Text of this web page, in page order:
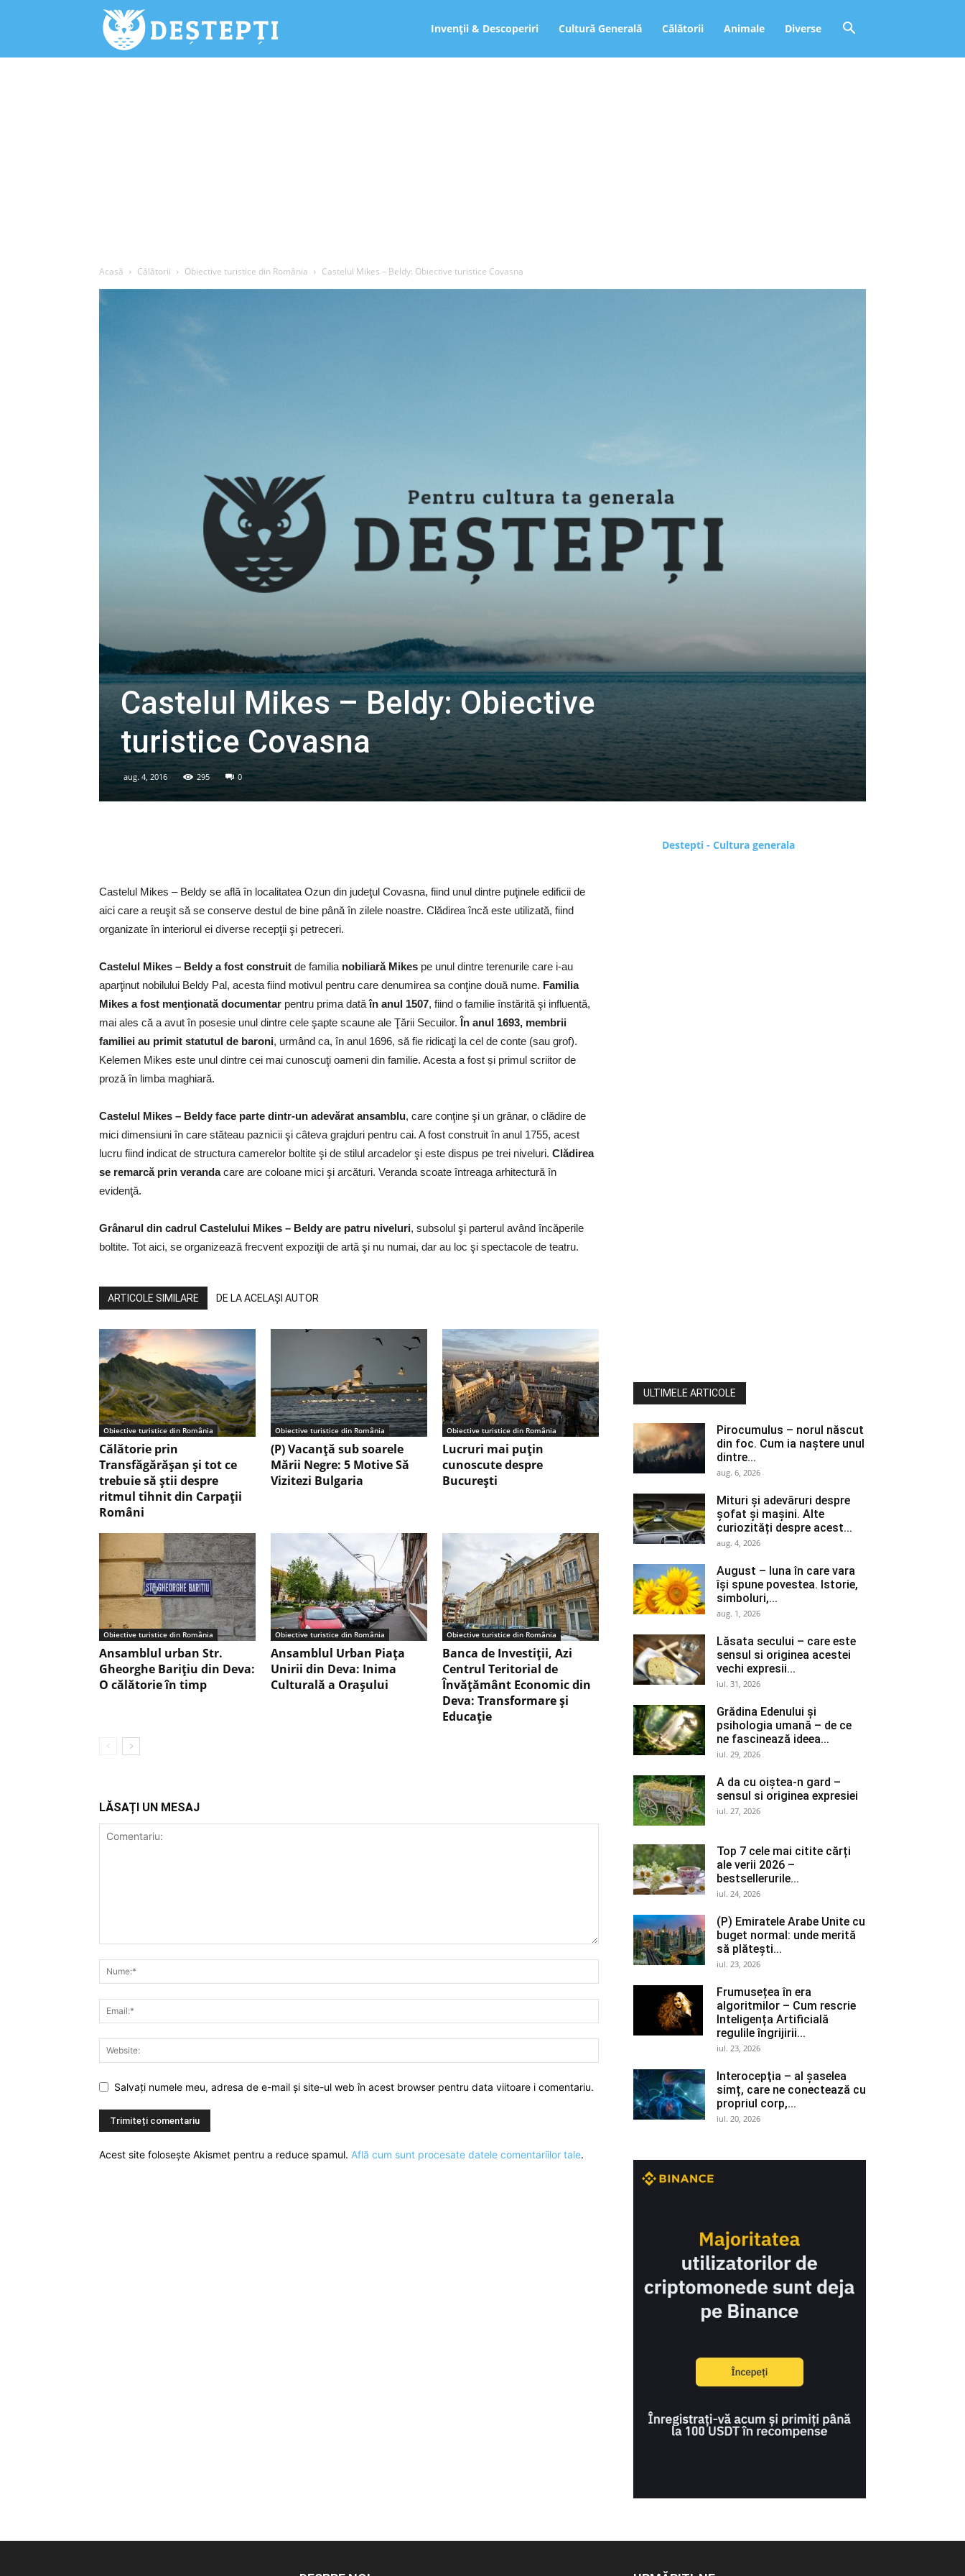
Deștepți.ro Invenții & Descoperiri Cultură Generală Călătorii Animale Diverse
Acasă Călătorii Obiective turistice din România Castelul Mikes – Beldy: Obiective turistice Covasna
Castelul Mikes – Beldy: Obiective
turistice Covasna
aug. 4, 2016 295 0
Castelul Mikes – Beldy se află în localitatea Ozun din judeţul Covasna, fiind unul dintre puţinele edificii de
aici care a reuşit să se conserve destul de bine până în zilele noastre. Clădirea încă este utilizată, fiind
organizate în interiorul ei diverse recepţii şi petreceri.
Castelul Mikes – Beldy a fost construit de familia nobiliară Mikes pe unul dintre terenurile care i-au
aparţinut nobilului Beldy Pal, acesta fiind motivul pentru care denumirea sa conţine două nume. Familia
Mikes a fost menţionată documentar pentru prima datăîn anul 1507, fiind o familie înstărită şi influentă,
mai ales că a avut în posesie unul dintre cele şapte scaune ale Ţării Secuilor. În anul 1693, membrii
familiei au primit statutul de baroni, urmând ca, în anul 1696, să fie ridicaţi la cel de conte (sau grof).
Kelemen Mikes este unul dintre cei mai cunoscuţi oameni din familie. Acesta a fost și primul scriitor de
proză în limba maghiară.
Castelul Mikes – Beldy face parte dintr-un adevărat ansamblu, care conţine şi un grânar, o clădire de
mici dimensiuni în care stăteau paznicii şi câteva grajduri pentru cai. A fost construit în anul 1755, acest
lucru fiind indicat de structura camerelor boltite şi de stilul arcadelor şi este dispus pe trei niveluri. Clădirea
se remarcă prin verandacare are coloane mici şi arcături. Veranda scoate întreaga arhitectură în
evidenţă.
Grânarul din cadrul Castelului Mikes – Beldy are patru niveluri, subsolul şi parterul având încăperile
boltite. Tot aici, se organizează frecvent expoziţii de artă şi nu numai, dar au loc şi spectacole de teatru.
ARTICOLE SIMILARE DE LA ACELAȘI AUTOR
Obiective turistice din România
Călătorie prin
Transfăgărășan și tot ce
trebuie să știi despre
ritmul tihnit din Carpații
Români
Obiective turistice din România
(P) Vacanță sub soarele
Mării Negre: 5 Motive Să
Vizitezi Bulgaria
Obiective turistice din România
Lucruri mai puțin
cunoscute despre
București
Obiective turistice din România
Ansamblul urban Str.
Gheorghe Barițiu din Deva:
O călătorie în timp
Obiective turistice din România
Ansamblul Urban Piața
Unirii din Deva: Inima
Culturală a Orașului
Obiective turistice din România
Banca de Investiții, Azi
Centrul Teritorial de
Învățământ Economic din
Deva: Transformare și
Educație
LĂSAȚI UN MESAJ
Salvați numele meu, adresa de e-mail și site-ul web în acest browser pentru data viitoare i comentariu.
Acest site folosește Akismet pentru a reduce spamul. Află cum sunt procesate datele comentariilor tale.
Destepti - Cultura generala
ULTIMELE ARTICOLE
Pirocumulus – norul născut
din foc. Cum ia naștere unul
dintre...
aug. 6, 2026
Mituri și adevăruri despre
șofat și mașini. Alte
curiozități despre acest...
aug. 4, 2026
August – luna în care vara
își spune povestea. Istorie,
simboluri,...
aug. 1, 2026
Lăsata secului – care este
sensul si originea acestei
vechi expresii...
iul. 31, 2026
Grădina Edenului și
psihologia umană – de ce
ne fascinează ideea...
iul. 29, 2026
A da cu oiștea-n gard –
sensul si originea expresiei
iul. 27, 2026
Top 7 cele mai citite cărți
ale verii 2026 –
bestsellerurile...
iul. 24, 2026
(P) Emiratele Arabe Unite cu
buget normal: unde merită
să plătești...
iul. 23, 2026
Frumusețea în era
algoritmilor – Cum rescrie
Inteligența Artificială
regulile îngrijirii...
iul. 23, 2026
Interocepţia – al șaselea
simț, care ne conectează cu
propriul corp,...
iul. 20, 2026